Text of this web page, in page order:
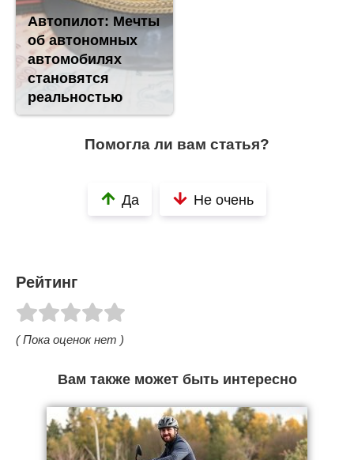
Автопилот: Мечты
об автономных
автомобилях
становятся
реальностью
Помогла ли вам статья?
Да Не очень
Рейтинг
( Пока оценок нет )
Вам также может быть интересно